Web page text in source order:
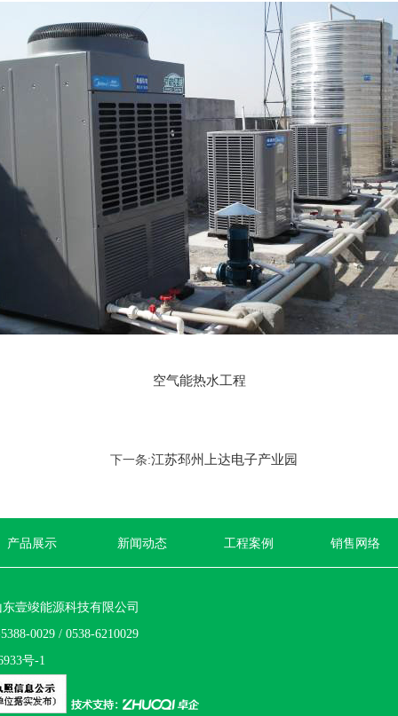
空气能热水工程
下一条:江苏邳州上达电子产业园
产品展示 新闻动态 工程案例 销售网络
壹竣能源科技有限公司
0029 / 0538-6210029
号-1